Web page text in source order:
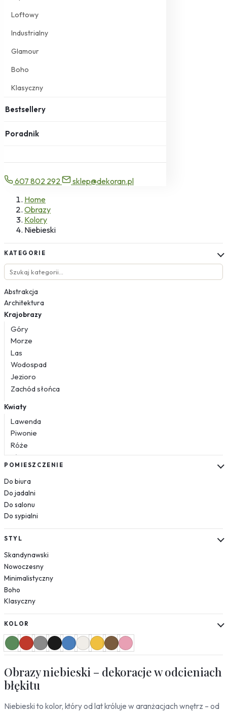
Loftowy
Industrialny
Glamour
Boho
Klasyczny
Bestsellery
Poradnik
607 802 292
sklep@dekoran.pl
Home
Obrazy
Kolory
Niebieski
KATEGORIE
Abstrakcja
Architektura
Krajobrazy
Góry
Morze
Las
Wodospad
Jezioro
Zachód słońca
Kwiaty
Lawenda
Piwonie
Róże
Słoneczniki
Miasta
Nowy Jork
Paryż
Wenecja
Warszawa
Natura
Liście
Rośliny
Drzewa
Przyprawy
Pojazdy
Samochody
POMIESZCZENIE
Do biura
Do jadalni
Do salonu
Do sypialni
STYL
Skandynawski
Nowoczesny
Minimalistyczny
Boho
Klasyczny
KOLOR
Obrazy niebieski – dekoracje w odcieniach
błękitu
Niebieski to kolor, który od lat króluje w aranżacjach wnętrz – od